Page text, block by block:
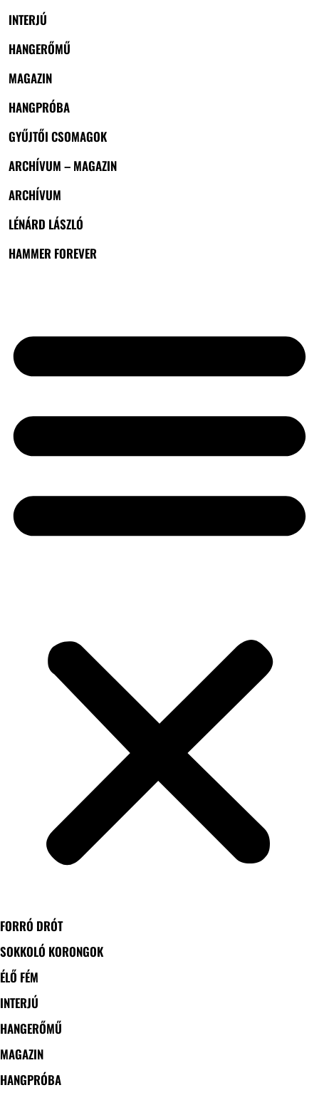
INTERJÚ
HANGERŐMŰ
MAGAZIN
HANGPRÓBA
GYŰJTŐI CSOMAGOK
ARCHÍVUM – MAGAZIN
ARCHÍVUM
LÉNÁRD LÁSZLÓ
HAMMER FOREVER
FORRÓ DRÓT
SOKKOLÓ KORONGOK
ÉLŐ FÉM
INTERJÚ
HANGERŐMŰ
MAGAZIN
HANGPRÓBA